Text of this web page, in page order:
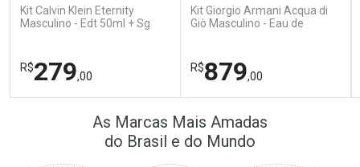
Comprar sem Desconto
Por R$ 171,26/cada
Comprar sem Desconto
Por R$ 171,26/cada
Comprar sem Desconto
Por R$ 16,79/cada
Comprar sem Desconto
Por R$ 16,79/cada
Kit Calvin Klein Eternity
Masculino - Edt 50ml + Sg
R$279,00
FECHAR
FECHAR
Por Menos
Kit Giorgio Armani Acqua di
Giò Masculino - Eau de
R$879,00
Laboratório
Por Menos
As Marcas Mais Amadas
do Brasil e do Mundo